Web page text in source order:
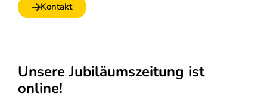
Kontakt
Unsere Jubiläumszeitung ist
online!